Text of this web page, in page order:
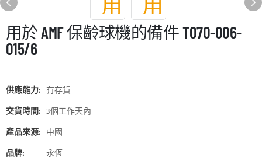
用於 AMF 保齡球機的備件 T070-006-
015/6
供應能力: 有存貨
交貨時間: 3個工作天內
產品來源: 中國
品牌:
永恆